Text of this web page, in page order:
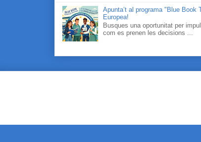
Apunta’t al programa "Blue
Europea!
Busques una oportunitat per
com es prenen les decisions ...